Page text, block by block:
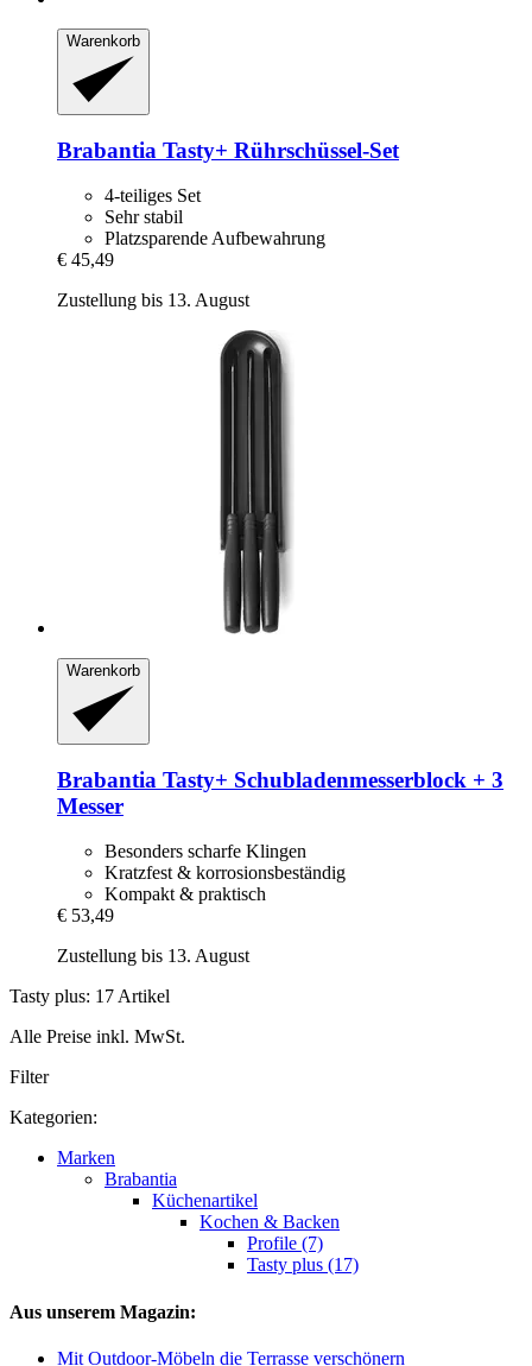
Warenkorb
Brabantia Tasty+ Rührschüssel-​Set
4-teiliges Set
Sehr stabil
Platzsparende Aufbewahrung
€ 45,49
Zustellung bis 13. August
Warenkorb
Brabantia Tasty+ Schubladenmesserblock + 3
Messer
Besonders scharfe Klingen
Kratzfest & korrosionsbeständig
Kompakt & praktisch
€ 53,49
Zustellung bis 13. August
Tasty plus: 17 Artikel
Alle Preise inkl. MwSt.
Filter
Kategorien:
Marken
Brabantia
Küchenartikel
Kochen & Backen
Profile (7)
Tasty plus (17)
Aus unserem Magazin:
Mit Outdoor-Möbeln die Terrasse verschönern